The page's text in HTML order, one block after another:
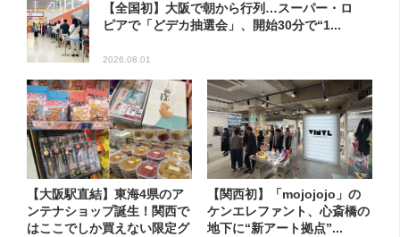
【全国初】大阪で朝から行列…スーパー・ロ
ピアで「どデカ抽選会」、開始30分で“1...
2026.08.01
【大阪駅直結】東海4県のア
ンテナショップ誕生！関西で
はここでしか買えない限定グ
【関西初】「mojojojo」の
ケンエレファント、心斎橋の
地下に“新アート拠点”...